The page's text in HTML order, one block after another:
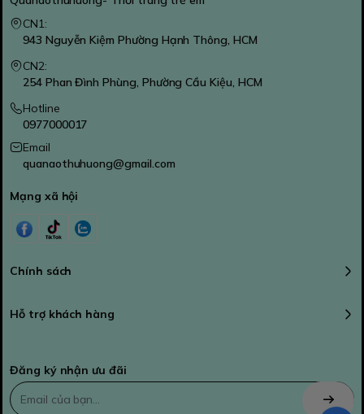
CN1:
943 Nguyễn Kiệm Phường Hạnh Thông, HCM
CN2:
254 Phan Đình Phùng, Phường Cầu Kiệu, HCM
Hotline
0977000017
Email
quanaothuhuong@gmail.com
Mạng xã hội
Chính sách
Hỗ trợ khách hàng
Đăng ký nhận ưu đãi